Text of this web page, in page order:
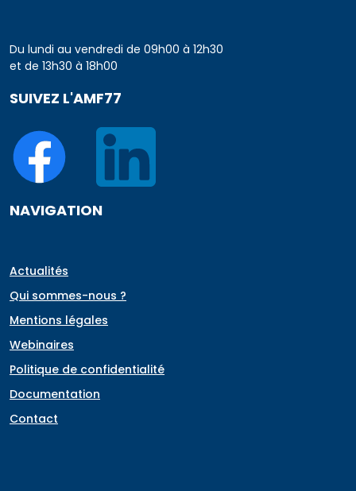
Du lundi au vendredi de 09h00 à 12h30
et de 13h30 à 18h00
SUIVEZ L'AMF77
NAVIGATION
Actualités
Qui sommes-nous ?
Mentions légales
Webinaires
Politique de confidentialité
Documentation
Contact